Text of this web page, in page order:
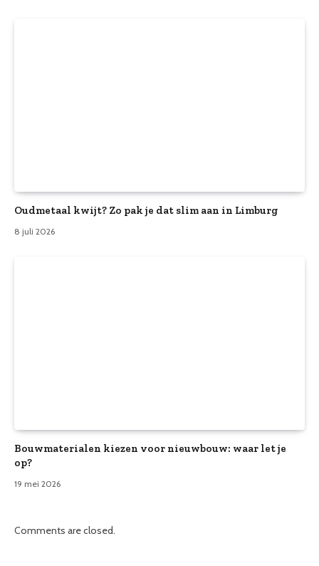
Oudmetaal kwijt? Zo pak je dat slim aan in Limburg
8 juli 2026
Bouwmaterialen kiezen voor nieuwbouw: waar let je
op?
19 mei 2026
Comments are closed.